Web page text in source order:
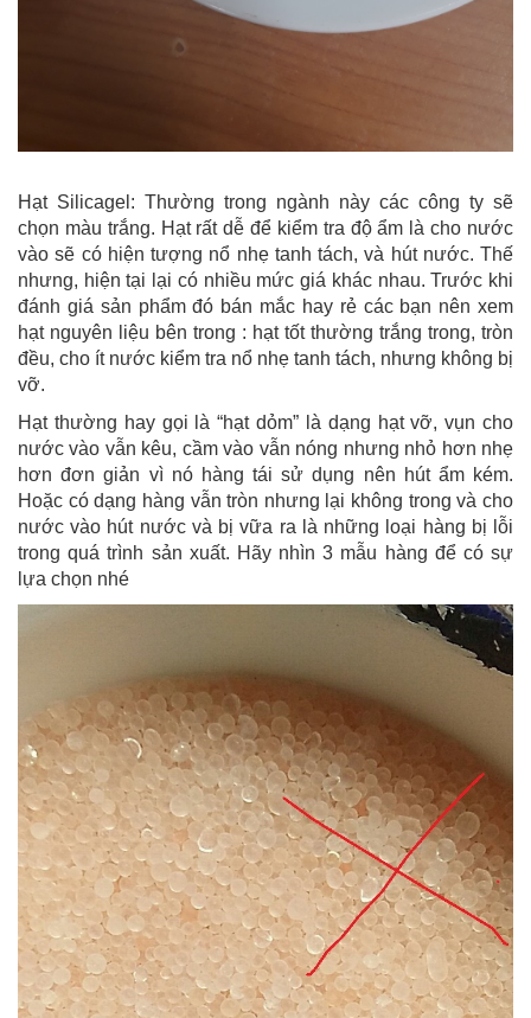
Hạt Silicagel: Thường trong ngành này các công ty sẽ
chọn màu trắng. Hạt rất dễ để kiểm tra độ ẩm là cho nước
vào sẽ có hiện tượng nổ nhẹ tanh tách, và hút nước. Thế
nhưng, hiện tại lại có nhiều mức giá khác nhau. Trước khi
đánh giá sản phẩm đó bán mắc hay rẻ các bạn nên xem
hạt nguyên liệu bên trong : hạt tốt thường trắng trong, tròn
đều, cho ít nước kiểm tra nổ nhẹ tanh tách, nhưng không bị
vỡ.
Hạt thường hay gọi là “hạt dỏm” là dạng hạt vỡ, vụn cho
nước vào vẫn kêu, cầm vào vẫn nóng nhưng nhỏ hơn nhẹ
hơn đơn giản vì nó hàng tái sử dụng nên hút ẩm kém.
Hoặc có dạng hàng vẫn tròn nhưng lại không trong và cho
nước vào hút nước và bị vữa ra là những loại hàng bị lỗi
trong quá trình sản xuất. Hãy nhìn 3 mẫu hàng để có sự
lựa chọn nhé